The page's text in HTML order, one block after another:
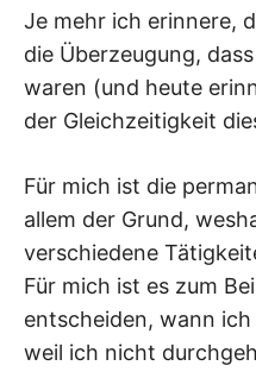
Je mehr ich erinnere,
die Überzeugung,
waren (und heute
der Gleichzeitigkeit
Für mich ist die
allem der Grund,
verschiedene
Für mich ist es zum
entscheiden, wann
weil ich nicht